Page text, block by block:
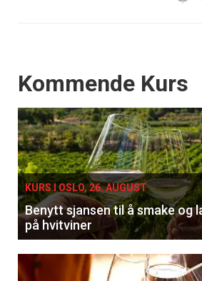
Events
Kommende Kurs
KURS I OSLO, 26. AUGUST
Benytt sjansen til å smake og
på hvitviner